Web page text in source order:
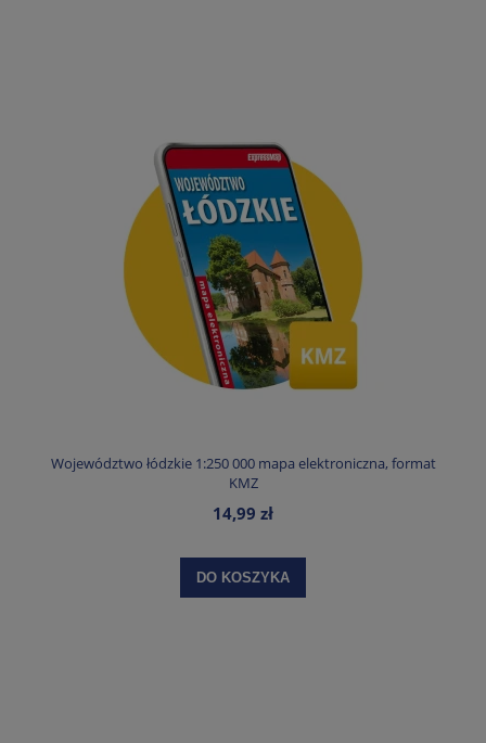
Województwo łódzkie 1:250 000 mapa elektroniczna, format
KMZ
14,99 zł
DO KOSZYKA